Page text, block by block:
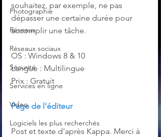
Photographie
Réseaux
Réseaux sociaux
Sécurité
Services en ligne
Video
Logiciels les plus recherchés
souhaitez, par exemple, ne pas
dépasser une certaine durée pour
accomplir une tâche.
OS : Windows 8 & 10
Langue : Multilingue
Prix : Gratuit
Page de l'éditeur
Post et texte d'après Kappa. Merci à